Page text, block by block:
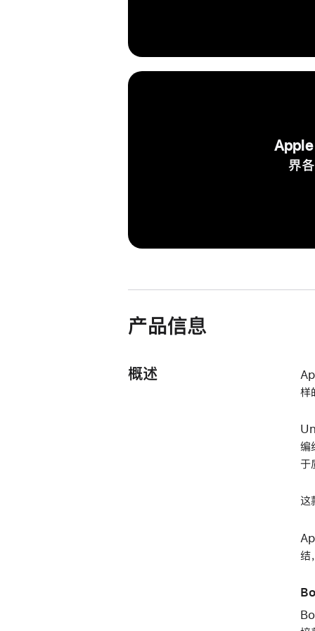
Apple
界
产品信息
概述
样
编
于
这
结